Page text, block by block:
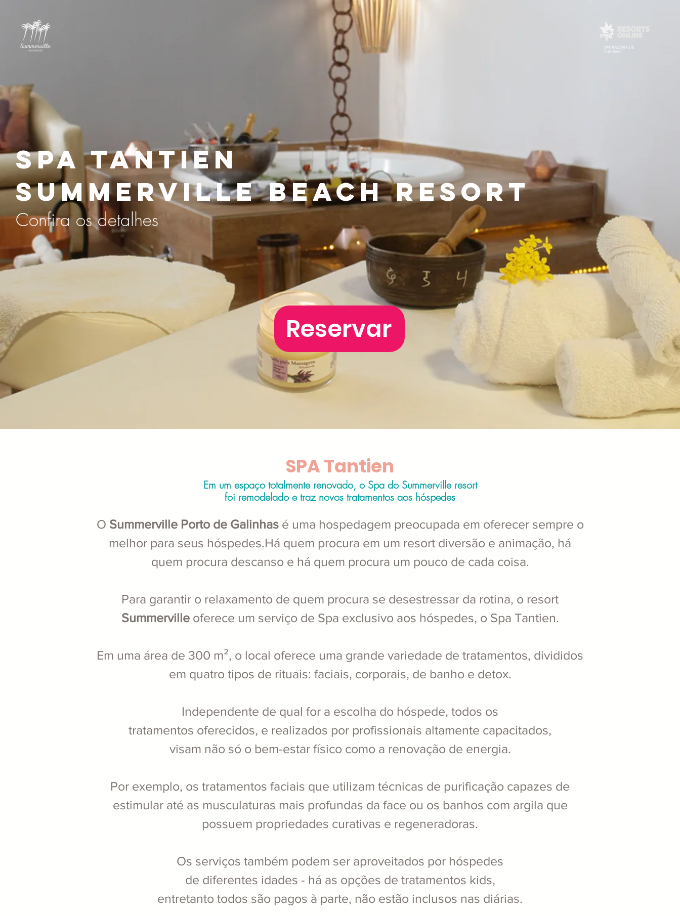
BARES
spa Tantien
summerville beach resort
Confira os detalhes
SPA Tantien
Em um espaço totalmente renovado, o Spa do Summerville resort
foi remodelado e traz novos tratamentos aos hóspedes
O Summerville Porto de Galinhasé uma hospedagem preocupada em oferecer sempre o
melhor para seus hóspedes.Há quem procura em um resort diversão e animação, há
quem procura descanso e há quem procura um pouco de cada coisa.
Para garantir o relaxamento de quem procura se desestressar da rotina, o resort
Summervilleoferece um serviço de Spa exclusivo aos hóspedes, o Spa Tantien.
Em uma área de 300 m², o local oferece uma grande variedade de tratamentos, divididos
em quatro tipos de rituais: faciais, corporais, de banho e detox.
Independente de qual for a escolha do hóspede, todos os
tratamentos oferecidos, e realizados por profissionais altamente capacitados,
visam não só o bem-estar físico como a renovação de energia.
Por exemplo, os tratamentos faciais que utilizam técnicas de purificação capazes de
estimular até as musculaturas mais profundas da face ou os banhos com argila que
possuem propriedades curativas e regeneradoras.
Os serviços também podem ser aproveitados por hóspedes
de diferentes idades - há as opções de tratamentos kids,
entretanto todos são pagos à parte, não estão inclusos nas diárias.
OPERADORA DE
TURISMO
Reservar